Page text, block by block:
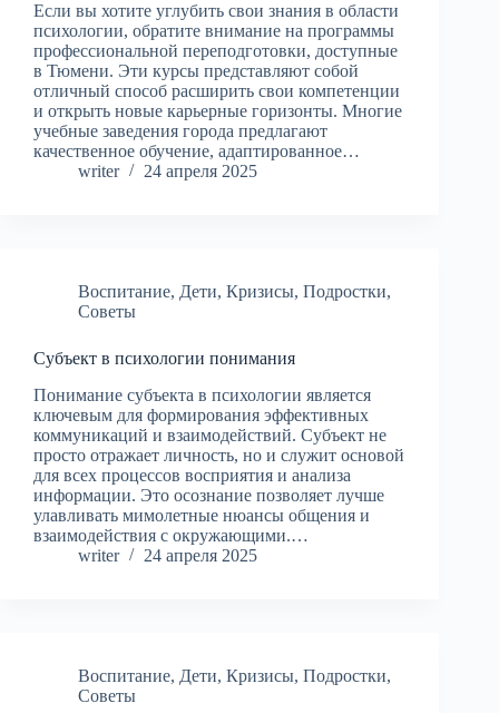
Если вы хотите углубить свои знания в области
психологии, обратите внимание на программы
профессиональной переподготовки, доступные
в Тюмени. Эти курсы представляют собой
отличный способ расширить свои компетенции
и открыть новые карьерные горизонты. Многие
учебные заведения города предлагают
качественное обучение, адаптированное…
writer
24 апреля 2025
Воспитание, Дети, Кризисы, Подростки,
Советы
Субъект в психологии понимания
Понимание субъекта в психологии является
ключевым для формирования эффективных
коммуникаций и взаимодействий. Субъект не
просто отражает личность, но и служит основой
для всех процессов восприятия и анализа
информации. Это осознание позволяет лучше
улавливать мимолетные нюансы общения и
взаимодействия с окружающими.…
writer
24 апреля 2025
Воспитание, Дети, Кризисы, Подростки,
Советы